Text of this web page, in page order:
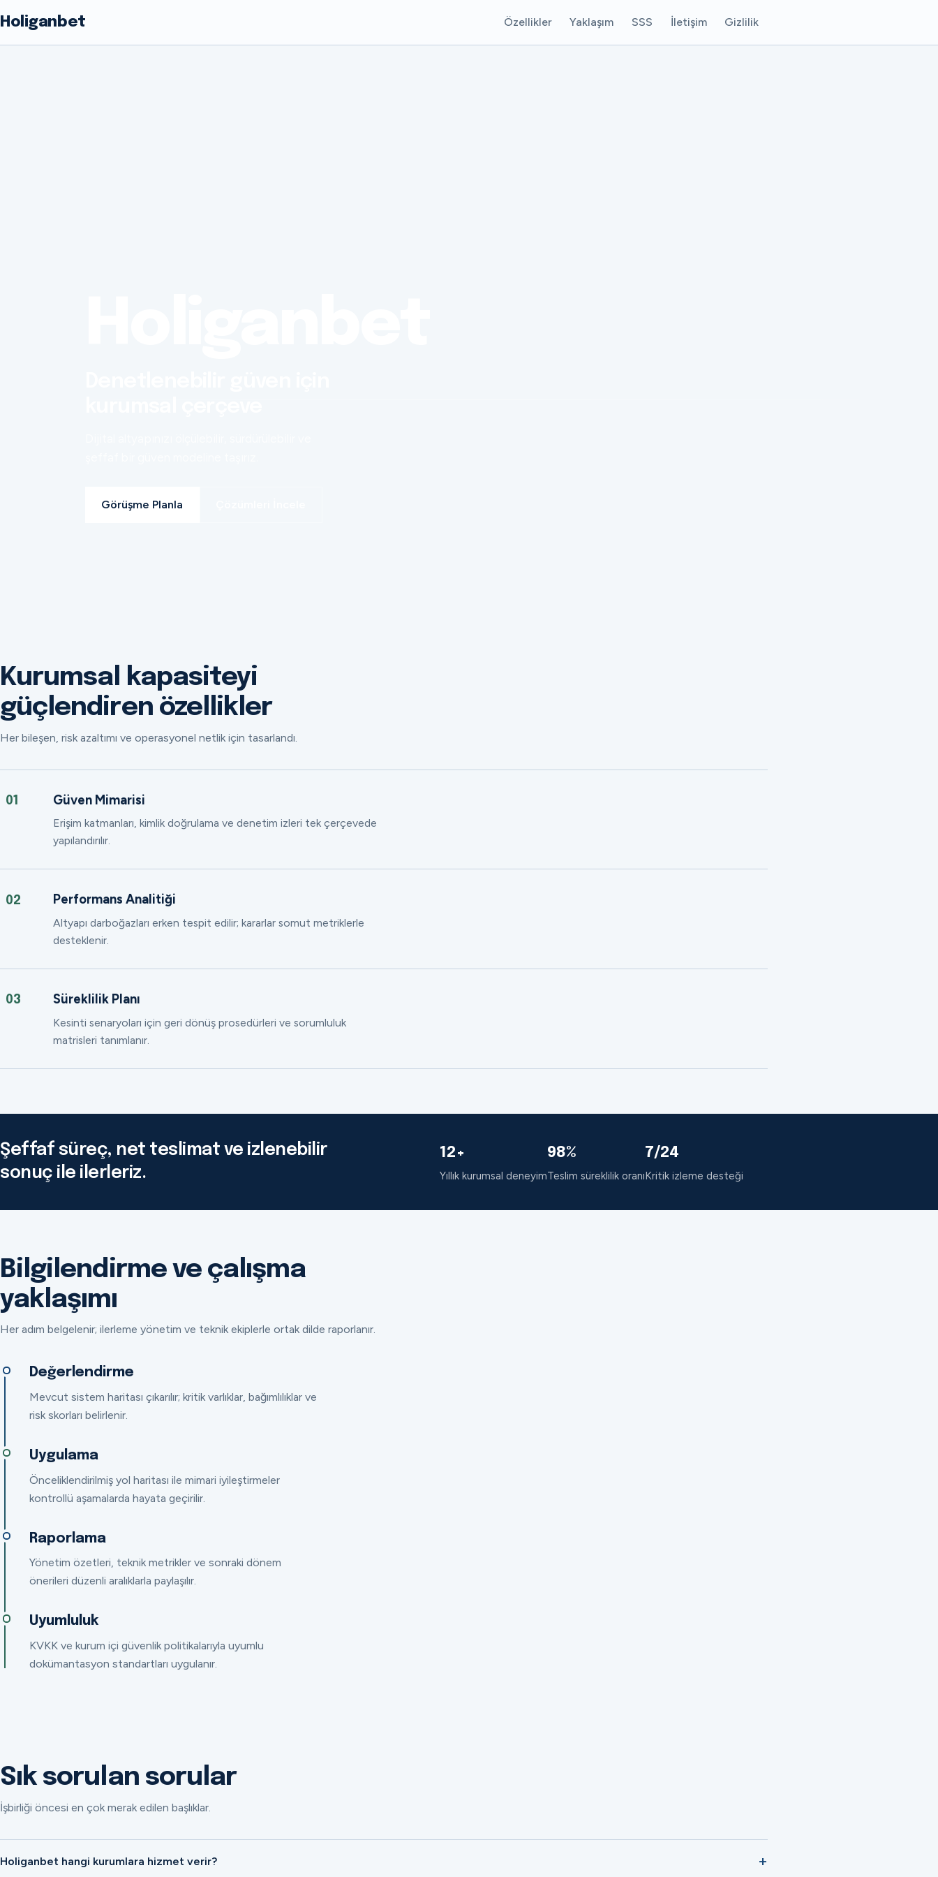
Holiganbet Özellikler Yaklaşım SSS İletişim Gizlilik
Görüşme Planla
Kurumsal kapasiteyi
güçlendiren özellikler
Her bileşen, risk azaltımı ve operasyonel netlik için tasarlandı.
01 Güven Mimarisi
Erişim katmanları, kimlik doğrulama ve denetim izleri tek çerçevede
yapılandırılır.
02 Performans Analitiği
Altyapı darboğazları erken tespit edilir; kararlar somut metriklerle
desteklenir.
03 Süreklilik Planı
Kesinti senaryoları için geri dönüş prosedürleri ve sorumluluk
matrisleri tanımlanır.
Şeffaf süreç, net teslimat ve izlenebilir
sonuç ile ilerleriz.
12+
Yıllık kurumsal deneyim
98%
Teslim süreklilik oranı
7/24
Kritik izleme desteği
Bilgilendirme ve çalışma
yaklaşımı
Her adım belgelenir; ilerleme yönetim ve teknik ekiplerle ortak dilde raporlanır.
Değerlendirme
Mevcut sistem haritası çıkarılır; kritik varlıklar, bağımlılıklar ve
risk skorları belirlenir.
Uygulama
Önceliklendirilmiş yol haritası ile mimari iyileştirmeler
kontrollü aşamalarda hayata geçirilir.
Raporlama
Yönetim özetleri, teknik metrikler ve sonraki dönem
önerileri düzenli aralıklarla paylaşılır.
Uyumluluk
KVKK ve kurum içi güvenlik politikalarıyla uyumlu
dokümantasyon standartları uygulanır.
Sık sorulan sorular
İşbirliği öncesi en çok merak edilen başlıklar.
Holiganbet hangi kurumlara hizmet verir?